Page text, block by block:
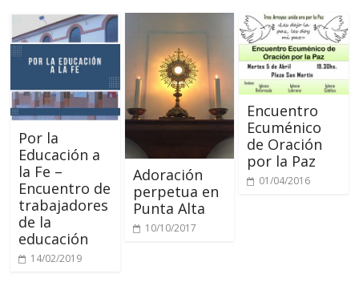
Por la
Educación a
la Fe –
Encuentro de
trabajadores
de la
educación
14/02/2019
Adoración
perpetua en
Punta Alta
10/10/2017
Encuentro
Ecuménico
de Oración
por la Paz
01/04/2016